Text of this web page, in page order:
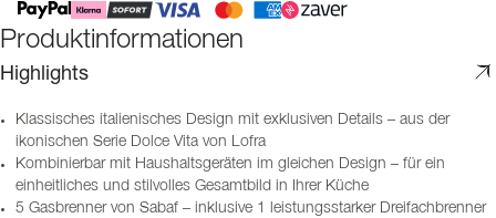
Produktinformationen
Highlights
Klassisches italienisches Design mit exklusiven Details – aus der
ikonischen Serie Dolce Vita von Lofra
Kombinierbar mit Haushaltsgeräten im gleichen Design – für ein
einheitliches und stilvolles Gesamtbild in Ihrer Küche
5 Gasbrenner von Sabaf – inklusive 1 leistungsstarker Dreifachbrenner